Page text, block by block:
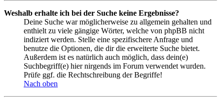
Weshalb erhalte ich bei der Suche keine Ergebnisse?
Deine Suche war möglicherweise zu allgemein gehalten und
enthielt zu viele gängige Wörter, welche von phpBB nicht
indiziert werden. Stelle eine spezifischere Anfrage und
benutze die Optionen, die dir die erweiterte Suche bietet.
Außerdem ist es natürlich auch möglich, dass dein(e)
Suchbegriff(e) hier nirgends im Forum verwendet wurden.
Prüfe ggf. die Rechtschreibung der Begriffe!
Nach oben